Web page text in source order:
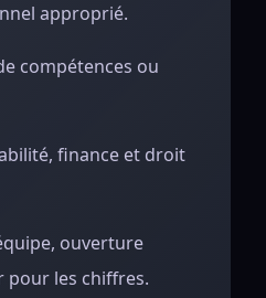
approprié.
compétences ou
finance et droit
ouverture
pour les chiffres.